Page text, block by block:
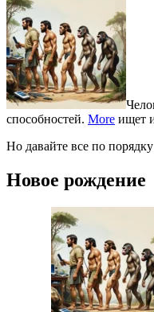
способностей. More ищет
Но давайте все по
Новое рождение